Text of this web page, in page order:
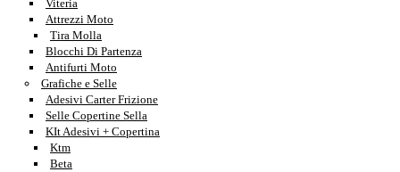
Viteria
Attrezzi Moto
Tira Molla
Blocchi Di Partenza
Antifurti Moto
Grafiche e Selle
Adesivi Carter Frizione
Selle Copertine Sella
KIt Adesivi + Copertina
Ktm
Beta